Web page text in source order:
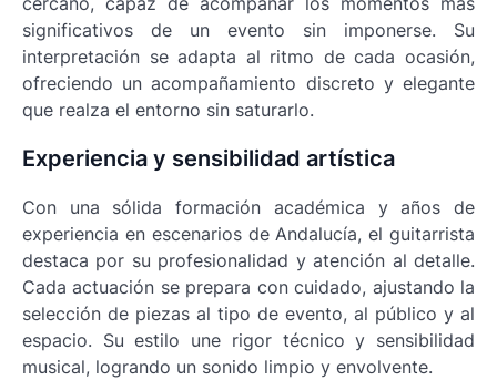
significativos de un evento sin imponerse. Su
interpretación se adapta al ritmo de cada ocasión,
ofreciendo un acompañamiento discreto y elegante
que realza el entorno sin saturarlo.
Experiencia y sensibilidad artística
Con una sólida formación académica y años de
experiencia en escenarios de Andalucía, el guitarrista
destaca por su profesionalidad y atención al detalle.
Cada actuación se prepara con cuidado, ajustando la
selección de piezas al tipo de evento, al público y al
espacio. Su estilo une rigor técnico y sensibilidad
musical, logrando un sonido limpio y envolvente.